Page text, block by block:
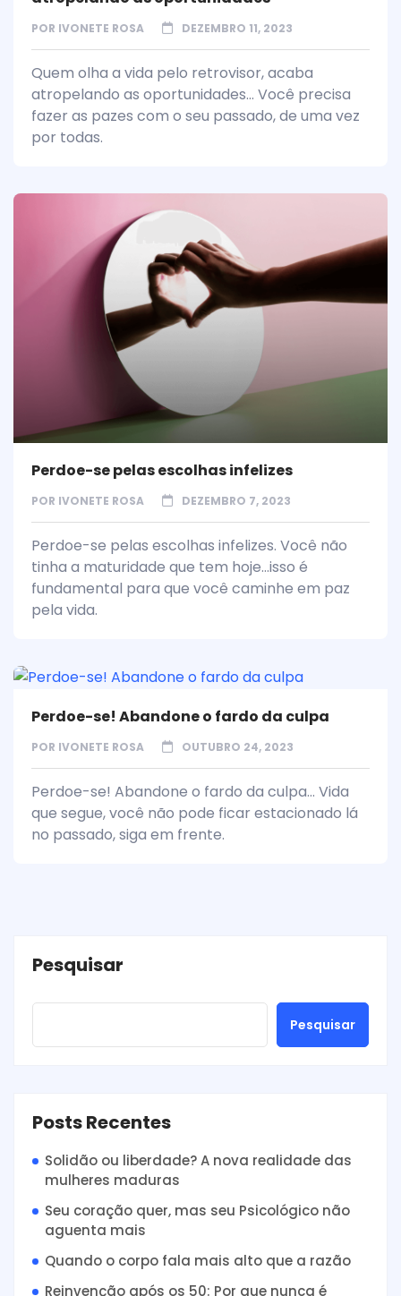
POR IVONETE ROSA DEZEMBRO 11, 2023
Quem olha a vida pelo retrovisor, acaba
atropelando as oportunidades... Você precisa
fazer as pazes com o seu passado, de uma vez
por todas.
Perdoe-se pelas escolhas infelizes
POR IVONETE ROSA DEZEMBRO 7, 2023
Perdoe-se pelas escolhas infelizes. Você não
tinha a maturidade que tem hoje...isso é
fundamental para que você caminhe em paz
pela vida.
Perdoe-se! Abandone o fardo da culpa
POR IVONETE ROSA OUTUBRO 24, 2023
Perdoe-se! Abandone o fardo da culpa... Vida
que segue, você não pode ficar estacionado lá
no passado, siga em frente.
Pesquisar
Pesquisar
Posts Recentes
Solidão ou liberdade? A nova realidade das
mulheres maduras
Seu coração quer, mas seu Psicológico não
aguenta mais
Quando o corpo fala mais alto que a razão
Reinvenção após os 50: Por que nunca é